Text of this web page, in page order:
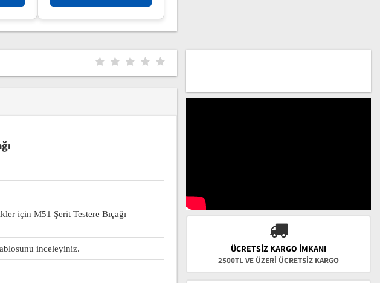
için M51 Şerit Testere Bıçağı
inceleyiniz. ÜCRETSIZ KARGO İMKANI
2500TL VE ÜZERİ ÜCRETSİZ KARGO